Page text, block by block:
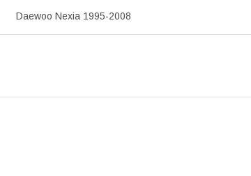
Daewoo Nexia 1995-2008